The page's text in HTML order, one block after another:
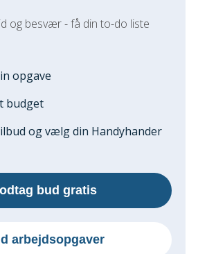
og besvær - få din to-do liste
opgave
budget
og vælg din Handyhander
bud gratis
arbejdsopgaver